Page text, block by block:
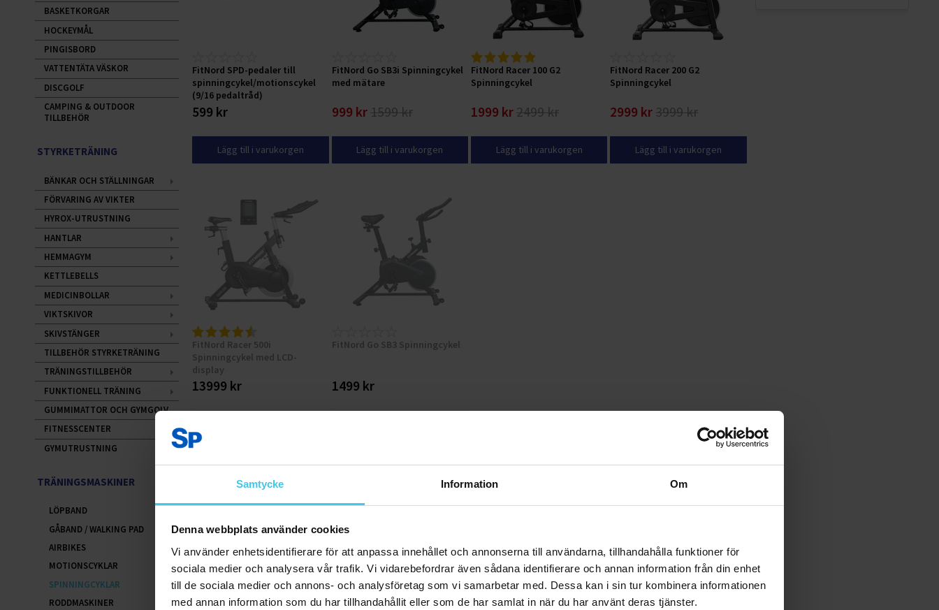
Samtycke Information Om
Denna webbplats använder cookies
Vi använder enhetsidentifierare för att anpassa innehållet och annonserna till användarna, tillhandahålla funktioner för
sociala medier och analysera vår trafik. Vi vidarebefordrar även sådana identifierare och annan information från din enhet
till de sociala medier och annons- och analysföretag som vi samarbetar med. Dessa kan i sin tur kombinera informationen
med annan information som du har tillhandahållit eller som de har samlat in när du har använt deras tjänster.
FitNord SPD-pedaler till
spinningcykel/motionscykel
(9/16 pedaltråd)
599 kr
Lägg till i varukorgen
FitNord Go SB3i Spinningcykel
med mätare
999 kr1599 kr
Lägg till i varukorgen
FitNord Racer 100 G2
Spinningcykel
1999 kr2499 kr
Lägg till i varukorgen
FitNord Racer 200 G2
Spinningcykel
2999 kr 3999 kr
Lägg till i varukorgen
FitNord Racer 500i
Spinningcykel med LCD-
display
13999 kr
FitNord Go SB3 Spinningcykel
1499 kr
BASKETKORGAR
HOCKEYMÅL
PINGISBORD
VATTENTÄTA VÄSKOR
DISCGOLF
CAMPING & OUTDOOR
TILLBEHÖR
STYRKETRÄNING
BÄNKAR OCH STÄLLNINGAR
FÖRVARING AV VIKTER
HYROX-UTRUSTNING
HANTLAR
HEMMAGYM
KETTLEBELLS
MEDICINBOLLAR
VIKTSKIVOR
SKIVSTÄNGER
TILLBEHÖR STYRKETRÄNING
TRÄNINGSTILLBEHÖR
FUNKTIONELL TRÄNING
GUMMIMATTOR OCH GYMGOLV
FITNESSCENTER
GYMUTRUSTNING
TRÄNINGSMASKINER
LÖPBAND
GÅBAND / WALKING PAD
AIRBIKES
MOTIONSCYKLAR
SPINNINGCYKLAR
RODDMASKINER